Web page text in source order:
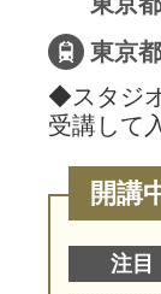
東京
◆スタジ
受講して
開講
注目